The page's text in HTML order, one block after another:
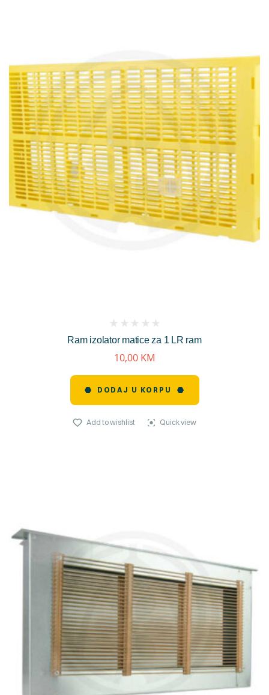
Ram izolator matice za 1 LR ram
reviews)
10,00 KM
DODAJ U KORPU
Add to wishlist Quick view